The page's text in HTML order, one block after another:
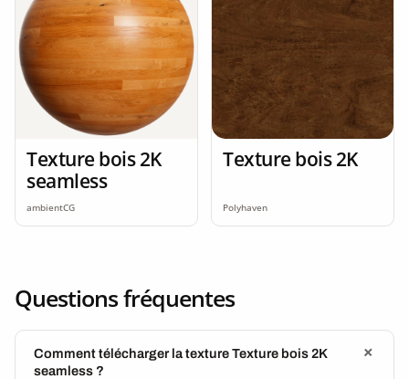
Texture bois 2K
seamless
ambientCG
Texture bois 2K
Polyhaven
Questions fréquentes
Comment télécharger la texture Texture bois 2K
seamless ?